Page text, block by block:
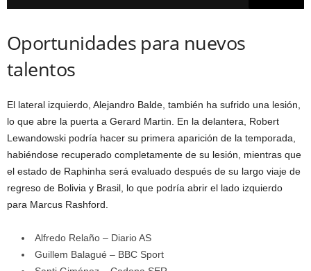
Oportunidades para nuevos
talentos
El lateral izquierdo, Alejandro Balde, también ha sufrido una lesión,
lo que abre la puerta a Gerard Martin. En la delantera, Robert
Lewandowski podría hacer su primera aparición de la temporada,
habiéndose recuperado completamente de su lesión, mientras que
el estado de Raphinha será evaluado después de su largo viaje de
regreso de Bolivia y Brasil, lo que podría abrir el lado izquierdo
para Marcus Rashford.
Alfredo Relaño – Diario AS
Guillem Balagué – BBC Sport